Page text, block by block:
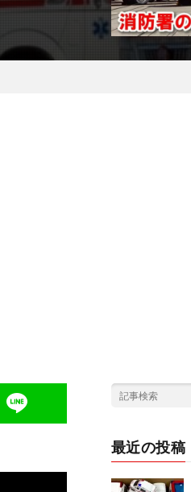
最近の投稿